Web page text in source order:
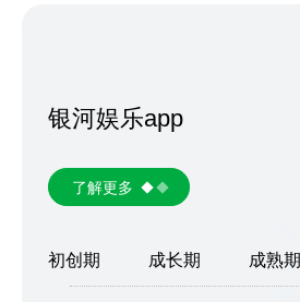
银河娱乐app
了解更多
初创期 成长期 成熟期